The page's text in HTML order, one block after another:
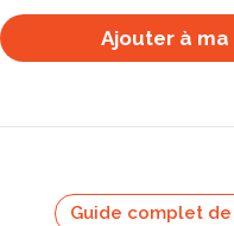
Ajouter à
Guide complet